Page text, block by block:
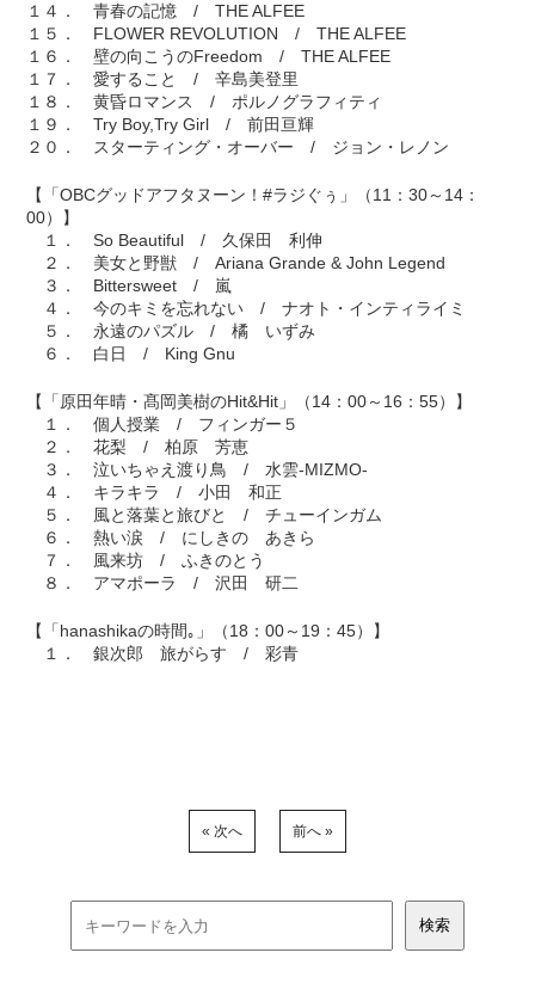
１４． 青春の記憶 / THE ALFEE
１５． FLOWER REVOLUTION / THE ALFEE
１６． 壁の向こうのFreedom / THE ALFEE
１７． 愛すること / 辛島美登里
１８． 黄昏ロマンス / ポルノグラフィティ
１９． Try Boy,Try Girl / 前田亘輝
２０． スターティング・オーバー / ジョン・レノン
【「OBCグッドアフタヌーン！#ラジぐぅ」（11：30～14：
00）】
１． So Beautiful / 久保田 利伸
２． 美女と野獣 / Ariana Grande & John Legend
３． Bittersweet / 嵐
４． 今のキミを忘れない / ナオト・インティライミ
５． 永遠のパズル / 橘 いずみ
６． 白日 / King Gnu
【「原田年晴・髙岡美樹のHit&Hit」（14：00～16：55）】
１． 個人授業 / フィンガー５
２． 花梨 / 柏原 芳恵
３． 泣いちゃえ渡り鳥 / 水雲-MIZMO-
４． キラキラ / 小田 和正
５． 風と落葉と旅びと / チューインガム
６． 熱い涙 / にしきの あきら
７． 風来坊 / ふきのとう
８． アマポーラ / 沢田 研二
【「hanashikaの時間｡」（18：00～19：45）】
１． 銀次郎 旅がらす / 彩青
« 次へ 前へ »